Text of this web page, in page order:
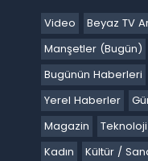
Video Beyaz TV
Manşetler (Bugün)
Bugünün Haberleri
Yerel Haberler
Magazin
Teknoloji
Kadın
Kültür /